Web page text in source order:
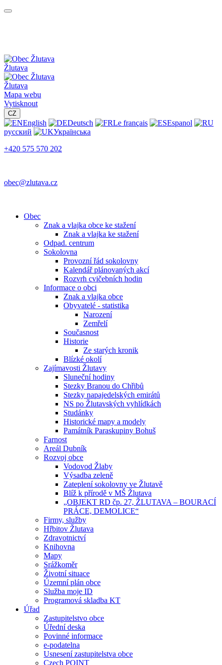
Žlutava
Žlutava
Mapa webu
Vytisknout
CZ
English Deutsch Le français
Espanol
русский
Українська
+420 575 570 202
obec@zlutava.cz
Obec
Znak a vlajka obce ke stažení
Znak a vlajka ke stažení
Odpad. centrum
Sokolovna
Provozní řád sokolovny
Kalendář plánovaných akcí
Rozvrh cvičebních hodin
Informace o obci
Znak a vlajka obce
Obyvatelé - statistika
Narození
Zemřelí
Současnost
Historie
Ze starých kronik
Blízké okolí
Zajímavosti Žlutavy
Sluneční hodiny
Stezky Branou do Chřibů
Stezky napajedelských emirátů
NS po Žlutavských vyhlídkách
Studánky
Historické mapy a modely
Památník Paraskupiny Bohuš
Farnost
Areál Dubník
Rozvoj obce
Vodovod Žlaby
Výsadba zeleně
Zateplení sokolovny ve Žlutavě
Blíž k přírodě v MŠ Žlutava
„OBJEKT RD čp. 27, ŽLUTAVA – BOURACÍ
PRÁCE, DEMOLICE“
Firmy, služby
Hřbitov Žlutava
Zdravotnictví
Knihovna
Mapy
Srážkoměr
Životní situace
Územní plán obce
Služba moje ID
Programová skladba KT
Úřad
Zastupitelstvo obce
Úřední deska
Povinné informace
e-podatelna
Usnesení zastupitelstva obce
Czech POINT